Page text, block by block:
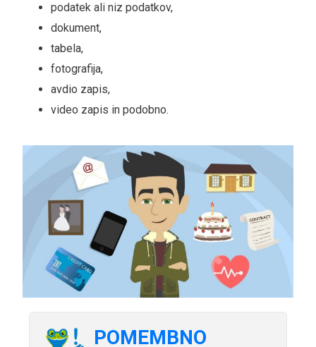
podatek ali niz podatkov,
dokument,
tabela,
fotografija,
avdio zapis,
video zapis in podobno.
POMEMBNO